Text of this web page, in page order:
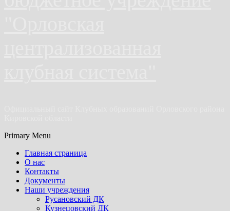
Primary Menu
Главная страница
О нас
Контакты
Документы
Наши учреждения
Русановский ДК
Кузнецовский ДК